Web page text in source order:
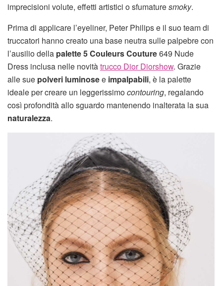
imprecisioni volute, effetti artistici o sfumaturesmoky.
Prima di applicare l’eyeliner, Peter Philips e il suo team di
truccatori hanno creato una base neutra sulle palpebre con
l’ausilio della palette5 CouleursCouture649 Nude
Dress inclusa nelle novitàtrucco Dior Diorshow. Grazie
alle sue polveri luminosee impalpabili, è la palette
ideale per creare un leggerissimocontouring, regalando
così profondità allo sguardo mantenendo inalterata la sua
naturalezza.